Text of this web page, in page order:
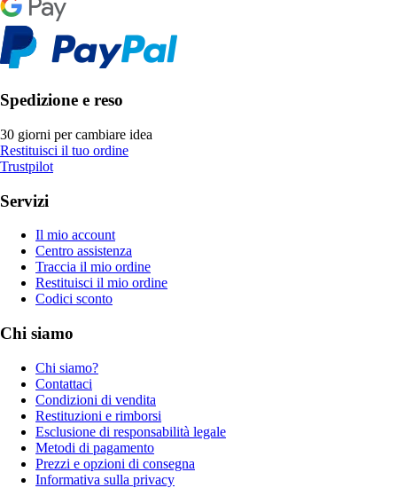
Spedizione e reso
30 giorni per cambiare idea
Restituisci il tuo ordine
Trustpilot
Servizi
Il mio account
Centro assistenza
Traccia il mio ordine
Restituisci il mio ordine
Codici sconto
Chi siamo
Chi siamo?
Contattaci
Condizioni di vendita
Restituzioni e rimborsi
Esclusione di responsabilità legale
Metodi di pagamento
Prezzi e opzioni di consegna
Informativa sulla privacy